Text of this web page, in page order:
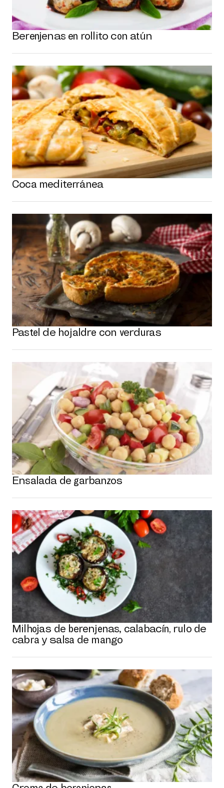
Berenjenas en rollito con atún
Coca mediterránea
Pastel de hojaldre con verduras
Ensalada de garbanzos
Milhojas de berenjenas, calabacín, rulo de
cabra y salsa de mango